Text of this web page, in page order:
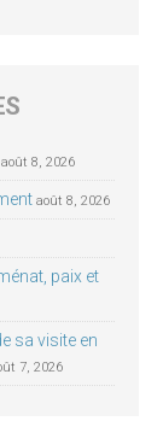
août 8, 2026
août 8, 2026
paix et
sa visite en
7, 2026